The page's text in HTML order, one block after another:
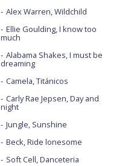
Alex Warren, Wildchild
Ellie Goulding, I know too
much
Alabama Shakes, I must be
dreaming
Camela, Titánicos
Carly Rae Jepsen, Day and
night
Jungle, Sunshine
Beck, Ride lonesome
Soft Cell, Danceteria